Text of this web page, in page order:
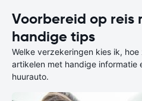
Voorbereid op reis
handige tips
Welke verzekeringen kies ik,
artikelen met handige informatie
huurauto.